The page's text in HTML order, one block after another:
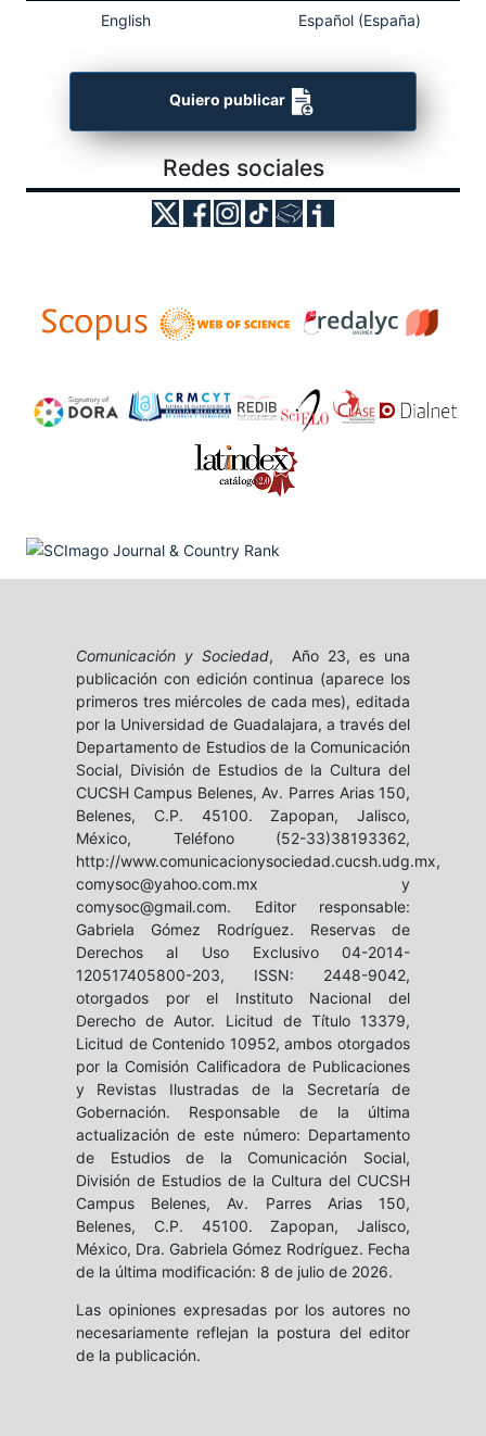
English Español (España)
Quiero publicar
Redes sociales
Comunicación y Sociedad, Año 23, es una
publicación con edición continua (aparece los
primeros tres miércoles de cada mes), editada
por la Universidad de Guadalajara, a través del
Departamento de Estudios de la Comunicación
Social, División de Estudios de la Cultura del
CUCSH Campus Belenes, Av. Parres Arias 150,
Belenes, C.P. 45100. Zapopan, Jalisco,
México, Teléfono (52-33)38193362,
http://www.comunicacionysociedad.cucsh.udg.mx,
comysoc@yahoo.com.mx y
comysoc@gmail.com. Editor responsable:
Gabriela Gómez Rodríguez. Reservas de
Derechos al Uso Exclusivo 04-2014-
120517405800-203, ISSN: 2448-9042,
otorgados por el Instituto Nacional del
Derecho de Autor. Licitud de Título 13379,
Licitud de Contenido 10952, ambos otorgados
por la Comisión Calificadora de Publicaciones
y Revistas Ilustradas de la Secretaría de
Gobernación. Responsable de la última
actualización de este número: Departamento
de Estudios de la Comunicación Social,
División de Estudios de la Cultura del CUCSH
Campus Belenes, Av. Parres Arias 150,
Belenes, C.P. 45100. Zapopan, Jalisco,
México, Dra. Gabriela Gómez Rodríguez. Fecha
de la última modificación: 8 de julio de 2026.
Las opiniones expresadas por los autores no
necesariamente reflejan la postura del editor
de la publicación.